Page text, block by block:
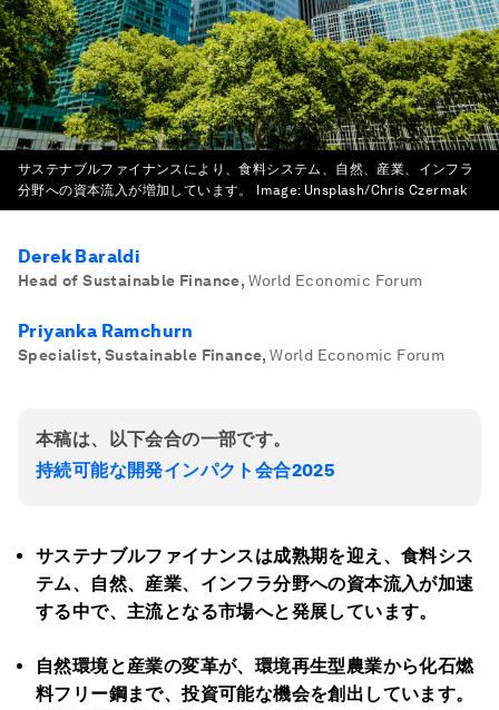
サステナブルファイナンスにより、食料システム、自然、産業、インフラ
分野への資本流入が増加しています。
Image: Unsplash/Chris Czermak
Derek Baraldi
Head of Sustainable Finance, World Economic Forum
Priyanka Ramchurn
Specialist, Sustainable Finance, World Economic Forum
本稿は、以下会合の一部です。
持続可能な開発インパクト会合2025
サステナブルファイナンスは成熟期を迎え、食料シス
テム、自然、産業、インフラ分野への資本流入が加速
する中で、主流となる市場へと発展しています。
自然環境と産業の変革が、環境再生型農業から化石燃
料フリー鋼まで、投資可能な機会を創出しています。